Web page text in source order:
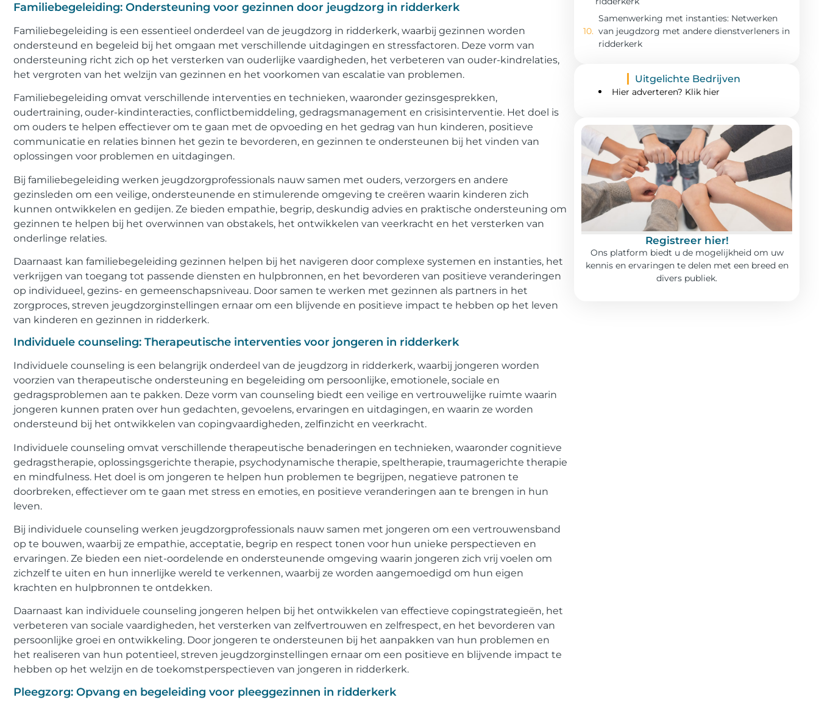
Familiebegeleiding: Ondersteuning voor gezinnen door jeugdzorg in ridderkerk
Familiebegeleiding is een essentieel onderdeel van de jeugdzorg in ridderkerk, waarbij gezinnen worden
ondersteund en begeleid bij het omgaan met verschillende uitdagingen en stressfactoren. Deze vorm van
ondersteuning richt zich op het versterken van ouderlijke vaardigheden, het verbeteren van ouder-kindrelaties,
het vergroten van het welzijn van gezinnen en het voorkomen van escalatie van problemen.
Familiebegeleiding omvat verschillende interventies en technieken, waaronder gezinsgesprekken,
oudertraining, ouder-kindinteracties, conflictbemiddeling, gedragsmanagement en crisisinterventie. Het doel is
om ouders te helpen effectiever om te gaan met de opvoeding en het gedrag van hun kinderen, positieve
communicatie en relaties binnen het gezin te bevorderen, en gezinnen te ondersteunen bij het vinden van
oplossingen voor problemen en uitdagingen.
Bij familiebegeleiding werken jeugdzorgprofessionals nauw samen met ouders, verzorgers en andere
gezinsleden om een veilige, ondersteunende en stimulerende omgeving te creëren waarin kinderen zich
kunnen ontwikkelen en gedijen. Ze bieden empathie, begrip, deskundig advies en praktische ondersteuning om
gezinnen te helpen bij het overwinnen van obstakels, het ontwikkelen van veerkracht en het versterken van
onderlinge relaties.
Daarnaast kan familiebegeleiding gezinnen helpen bij het navigeren door complexe systemen en instanties, het
verkrijgen van toegang tot passende diensten en hulpbronnen, en het bevorderen van positieve veranderingen
op individueel, gezins- en gemeenschapsniveau. Door samen te werken met gezinnen als partners in het
zorgproces, streven jeugdzorginstellingen ernaar om een blijvende en positieve impact te hebben op het leven
van kinderen en gezinnen in ridderkerk.
Individuele counseling: Therapeutische interventies voor jongeren in ridderkerk
Individuele counseling is een belangrijk onderdeel van de jeugdzorg in ridderkerk, waarbij jongeren worden
voorzien van therapeutische ondersteuning en begeleiding om persoonlijke, emotionele, sociale en
gedragsproblemen aan te pakken. Deze vorm van counseling biedt een veilige en vertrouwelijke ruimte waarin
jongeren kunnen praten over hun gedachten, gevoelens, ervaringen en uitdagingen, en waarin ze worden
ondersteund bij het ontwikkelen van copingvaardigheden, zelfinzicht en veerkracht.
Individuele counseling omvat verschillende therapeutische benaderingen en technieken, waaronder cognitieve
gedragstherapie, oplossingsgerichte therapie, psychodynamische therapie, speltherapie, traumagerichte therapie
en mindfulness. Het doel is om jongeren te helpen hun problemen te begrijpen, negatieve patronen te
doorbreken, effectiever om te gaan met stress en emoties, en positieve veranderingen aan te brengen in hun
leven.
Bij individuele counseling werken jeugdzorgprofessionals nauw samen met jongeren om een vertrouwensband
op te bouwen, waarbij ze empathie, acceptatie, begrip en respect tonen voor hun unieke perspectieven en
ervaringen. Ze bieden een niet-oordelende en ondersteunende omgeving waarin jongeren zich vrij voelen om
zichzelf te uiten en hun innerlijke wereld te verkennen, waarbij ze worden aangemoedigd om hun eigen
krachten en hulpbronnen te ontdekken.
Daarnaast kan individuele counseling jongeren helpen bij het ontwikkelen van effectieve copingstrategieën, het
verbeteren van sociale vaardigheden, het versterken van zelfvertrouwen en zelfrespect, en het bevorderen van
persoonlijke groei en ontwikkeling. Door jongeren te ondersteunen bij het aanpakken van hun problemen en
het realiseren van hun potentieel, streven jeugdzorginstellingen ernaar om een positieve en blijvende impact te
hebben op het welzijn en de toekomstperspectieven van jongeren in ridderkerk.
Pleegzorg: Opvang en begeleiding voor pleeggezinnen in ridderkerk
Samenwerking met instanties: Netwerken
van jeugdzorg met andere dienstverleners in
ridderkerk
Uitgelichte Bedrijven
Hier adverteren? Klik hier
Registreer hier!
Ons platform biedt u de mogelijkheid om uw
kennis en ervaringen te delen met een breed en
divers publiek.